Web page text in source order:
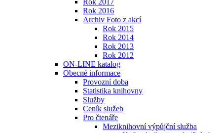
Rok 2017
Rok 2016
Archiv Foto z akcí
Rok 2015
Rok 2014
Rok 2013
Rok 2012
ON-LINE katalog
Obecné informace
Provozní doba
Statistika knihovny
Služby
Ceník služeb
Pro čtenáře
Meziknihovní výpůjční služba